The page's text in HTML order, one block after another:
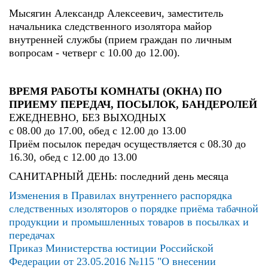
Мысягин Александр Алексеевич, заместитель
начальника следственного изолятора майор
внутренней службы (прием граждан по личным
вопросам - четверг с 10.00 до 12.00).
ВРЕМЯ РАБОТЫ КОМНАТЫ (ОКНА) ПО
ПРИЕМУ ПЕРЕДАЧ, ПОСЫЛОК, БАНДЕРОЛЕЙ
ЕЖЕДНЕВНО, БЕЗ ВЫХОДНЫХ
с 08.00 до 17.00, обед с 12.00 до 13.00
Приём посылок передач осуществляется с 08.30 до
16.30, обед с 12.00 до 13.00
САНИТАРНЫЙ ДЕНЬ: последний день месяца
Изменения в Правилах внутреннего распорядка
следственных изоляторов о порядке приёма табачной
продукции и промышленных товаров в посылках и
передачах
Приказ Министерства юстиции Российской
Федерации от 23.05.2016 №115 "О внесении